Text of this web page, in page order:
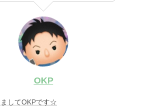
OKP
してOKPです☆